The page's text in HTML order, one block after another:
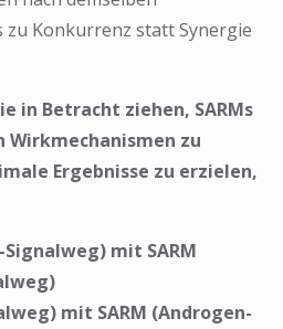
zu Konkurrenz statt Synergie
in Betracht ziehen, SARMs
zu
Ergebnisse zu erzielen,
mit SARM
mit SARM (Androgen-